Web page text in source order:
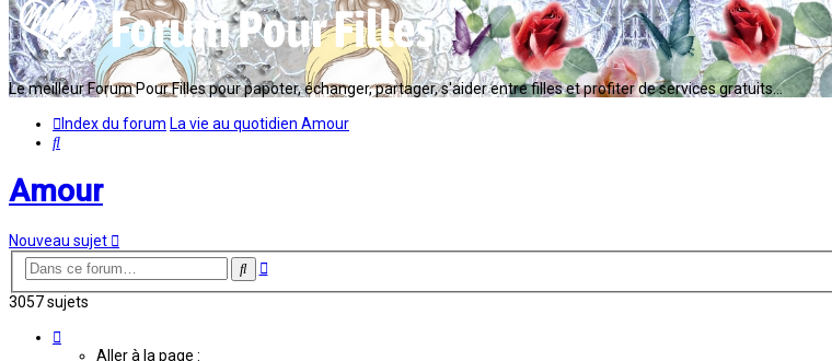
Le meilleur Forum Pour Filles pour papoter, échanger, partager, s'aider entre filles et profiter de services gratuits...
Index du forum La vie au quotidien Amour
Rechercher
Amour
Nouveau sujet
Rechercher
Recherche
3057 sujets
177
Aller à la page :